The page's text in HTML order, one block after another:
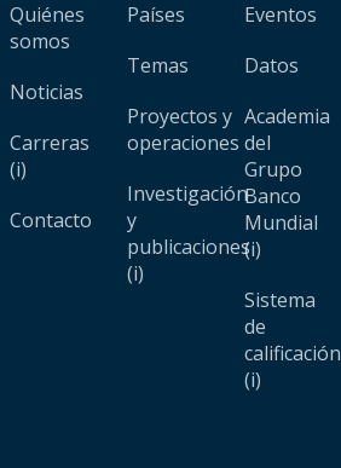
Quiénes
somos
Noticias
Carreras
(i)
Contacto
Países
Temas
Proyectos y
operaciones
Investigación
y
publicaciones
(i)
Eventos
Datos
Academia
del
Grupo
Banco
Mundial
(i)
Sistema
de
calificación
(i)